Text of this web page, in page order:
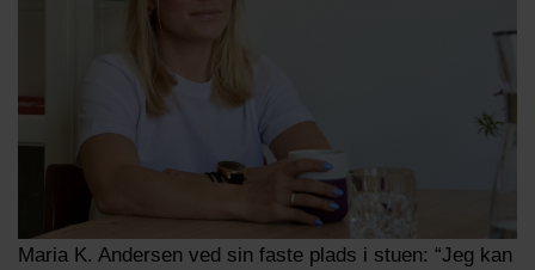
Maria K. Andersen ved sin faste plads i stuen: “Jeg kan